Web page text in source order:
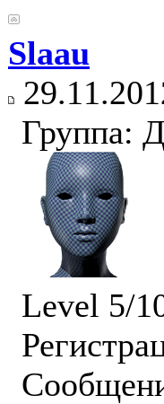
Slaau
Группа:
Level 5/